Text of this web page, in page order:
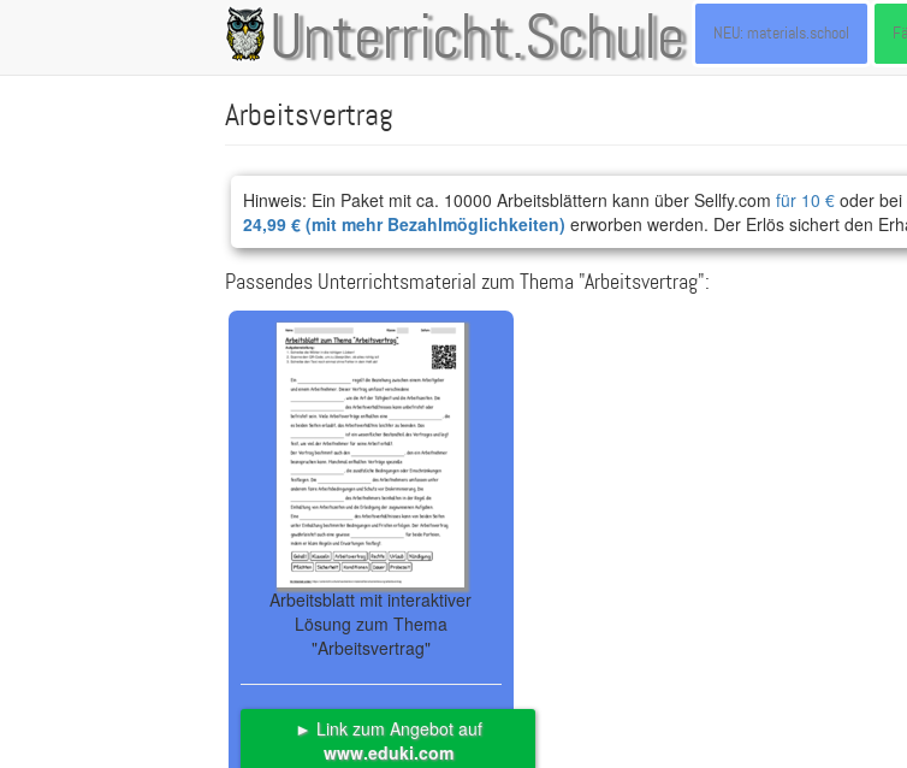
Unterricht.Schule
Main
navigation
NEU: materials.school
Arbeitsvertrag
Hinweis: Ein Paket mit ca. 10000 Arbeitsblättern kann über Sellfy.com für 10 € oder bei
24,99 € (mit mehr Bezahlmöglichkeiten) erworben werden. Der Erlös sichert den
Passendes Unterrichtsmaterial zum Thema "Arbeitsvertrag":
Arbeitsblatt mit interaktiver
Lösung zum Thema
"Arbeitsvertrag"
► Link zum Angebot auf
www.eduki.com